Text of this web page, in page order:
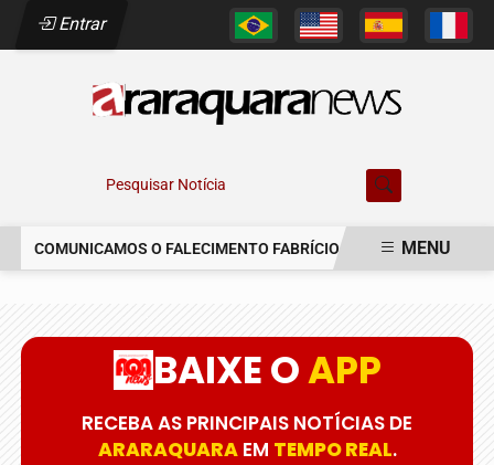
Entrar
Pesquisar Notícia
COMUNICAMOS O FALECIMENTO FABRÍCIO AUGUSTO FERREIRA
MENU
BAIXE OAPP
RECEBA AS PRINCIPAIS NOTÍCIAS DE
ARARAQUARAEM TEMPO REAL.